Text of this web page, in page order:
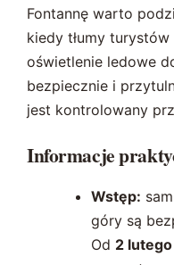
Fontannę warto
kiedy tłumy
oświetlenie ledowe
bezpiecznie i
jest kontrolowany
Informacje
Wstęp:
góry są
Od 2